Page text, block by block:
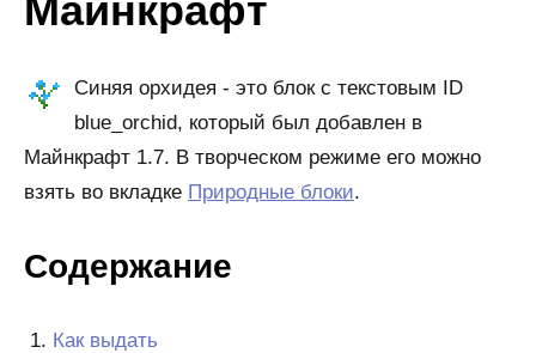
Майнкрафт
Синяя орхидея - это блок с текстовым ID
blue_orchid, который был добавлен в
Майнкрафт 1.7. В творческом режиме его можно
взять во вкладке Природные блоки.
Содержание
Как выдать